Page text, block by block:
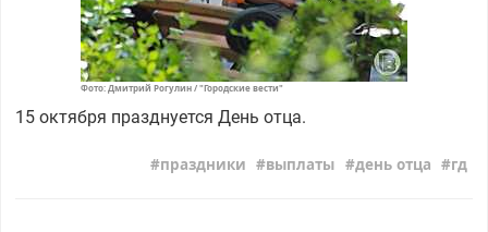
Фото: Дмитрий Рогулин / "Городские вести"
15 октября празднуется День отца.
праздники выплаты день отца гд